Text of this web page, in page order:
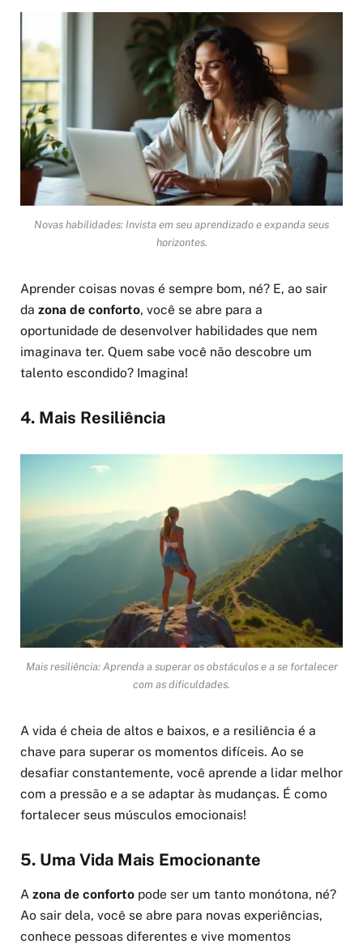
Novas habilidades: Invista em seu aprendizado e expanda seus
horizontes.
Aprender coisas novas é sempre bom, né? E, ao sair
da zona de conforto, você se abre para a
oportunidade de desenvolver habilidades que nem
imaginava ter. Quem sabe você não descobre um
talento escondido? Imagina!
4. Mais Resiliência
Mais resiliência: Aprenda a superar os obstáculos e a se fortalecer
com as dificuldades.
A vida é cheia de altos e baixos, e a resiliência é a
chave para superar os momentos difíceis. Ao se
desafiar constantemente, você aprende a lidar melhor
com a pressão e a se adaptar às mudanças. É como
fortalecer seus músculos emocionais!
5. Uma Vida Mais Emocionante
A zona de conforto pode ser um tanto monótona, né?
Ao sair dela, você se abre para novas experiências,
conhece pessoas diferentes e vive momentos